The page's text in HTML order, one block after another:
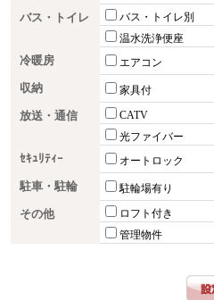
バス・トイレ バス・トイレ別
温水洗浄便座
冷暖房 エアコン
収納 家具付
放送・通信 CATV
光ファイバー
ｾｷｭﾘﾃｨｰ オートロック
駐車・駐輪 駐輪場有り
その他 ロフト付き
管理物件